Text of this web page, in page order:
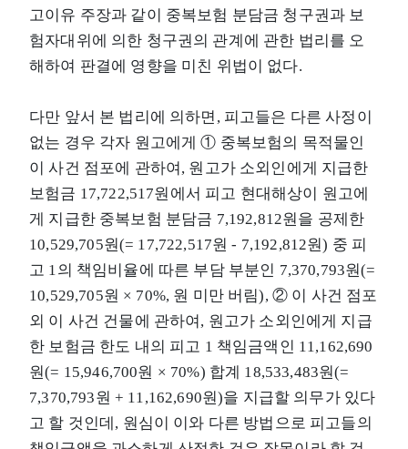
고이유 주장과 같이 중복보험 분담금 청구권과 보
험자대위에 의한 청구권의 관계에 관한 법리를 오
해하여 판결에 영향을 미친 위법이 없다.
다만 앞서 본 법리에 의하면, 피고들은 다른 사정이
없는 경우 각자 원고에게 ① 중복보험의 목적물인
이 사건 점포에 관하여, 원고가 소외인에게 지급한
보험금 17,722,517원에서 피고 현대해상이 원고에
게 지급한 중복보험 분담금 7,192,812원을 공제한
10,529,705원(= 17,722,517원 - 7,192,812원) 중 피
고 1의 책임비율에 따른 부담 부분인 7,370,793원(=
10,529,705원 × 70%, 원 미만 버림), ② 이 사건 점포
외 이 사건 건물에 관하여, 원고가 소외인에게 지급
한 보험금 한도 내의 피고 1 책임금액인 11,162,690
원(= 15,946,700원 × 70%) 합계 18,533,483원(=
7,370,793원 + 11,162,690원)을 지급할 의무가 있다
고 할 것인데, 원심이 이와 다른 방법으로 피고들의